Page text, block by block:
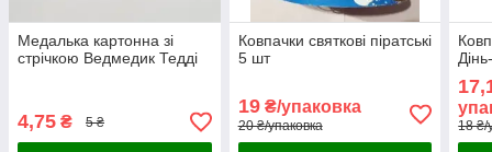
Медалька картонна зі
стрічкою Ведмедик Тедді
4,75 ₴ 5 ₴
Ковпачки святкові піратські
5 шт
19₴/упаковка
20 ₴/упаковка 18 ₴/